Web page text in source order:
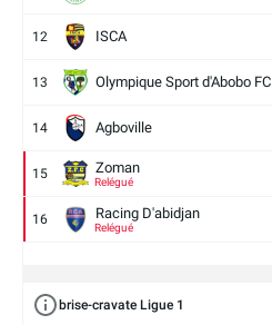
12 ISCA
13 Olympique Sport d'Abobo FC
14 Agboville
15 Zoman
Relégué
16 Racing D'abidjan
Relégué
brise-cravate Ligue 1